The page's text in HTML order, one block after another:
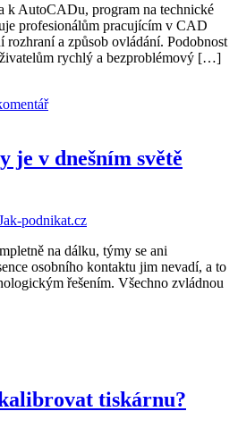
k AutoCADu, program na technické
profesionálům pracujícím v CAD
rozhraní a způsob ovládání. Podobnost
rychlý a bezproblémový […]
je v dnešním světě
podnikat.cz
na dálku, týmy se ani
osobního kontaktu jim nevadí, a to
řešením. Všechno zvládnou
tiskárnu?